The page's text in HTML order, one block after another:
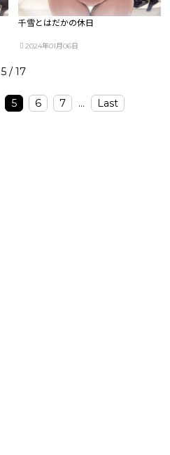
千雪とはだかの休日
2024年01月06日
5 / 17
5 6 7 ... Last